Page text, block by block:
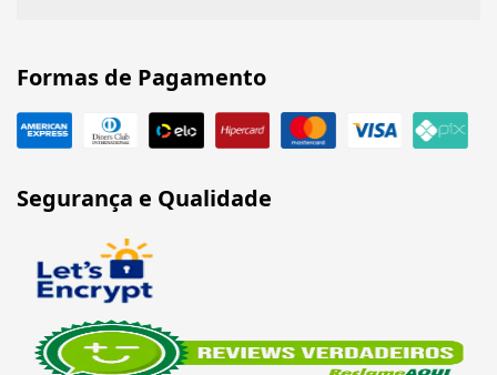
Formas de Pagamento
Segurança e Qualidade